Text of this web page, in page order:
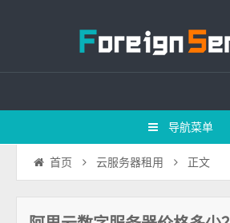
导航菜单
首页 云服务器租用 正文